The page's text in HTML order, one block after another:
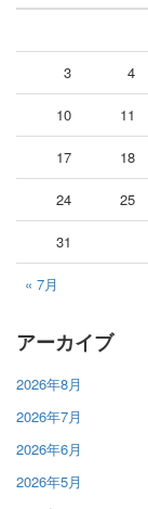
« 7月
3 4
10 11
17 18
24 25
31
アーカイブ
2026年8月
2026年7月
2026年6月
2026年5月